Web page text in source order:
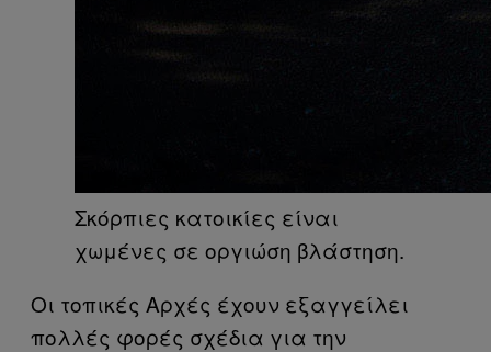
Σκόρπιες κατοικίες είναι
χωμένες σε οργιώση βλάστηση.
Οι τοπικές Αρχές έχουν εξαγγείλει
πολλές φορές σχέδια για την